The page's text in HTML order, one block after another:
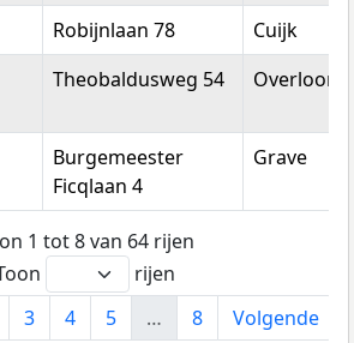
Robijnlaan 78
Cuijk
Theobaldusweg 54 Overloon
Burgemeester
Ficqlaan 4
Grave
1 tot 8 van 64 rijen
rijen
3 4 5 … 8 Volgende